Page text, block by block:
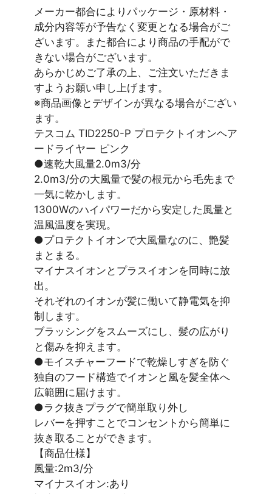
メーカー都合によりパッケージ・原材料・
成分内容等が予告なく変更となる場合がご
ざいます。また都合により商品の手配がで
きない場合がございます。
あらかじめご了承の上、ご注文いただきま
すようお願い申し上げます。
※商品画像とデザインが異なる場合がござい
ます。
テスコム TID2250-P プロテクトイオンヘア
ードライヤー ピンク
●速乾大風量2.0m3/分
2.0m3/分の大風量で髪の根元から毛先まで
一気に乾かします。
1300Wのハイパワーだから安定した風量と
温風温度を実現。
●プロテクトイオンで大風量なのに、艶髪
まとまる。
マイナスイオンとプラスイオンを同時に放
出。
それぞれのイオンが髪に働いて静電気を抑
制します。
ブラッシングをスムーズにし、髪の広がり
と傷みを抑えます。
●モイスチャーフードで乾燥しすぎを防ぐ
独自のフード構造でイオンと風を髪全体へ
広範囲に届けます。
●ラク抜きプラグで簡単取り外し
レバーを押すことでコンセントから簡単に
抜き取ることができます。
【商品仕様】
風量:2m3/分
マイナスイオン:あり